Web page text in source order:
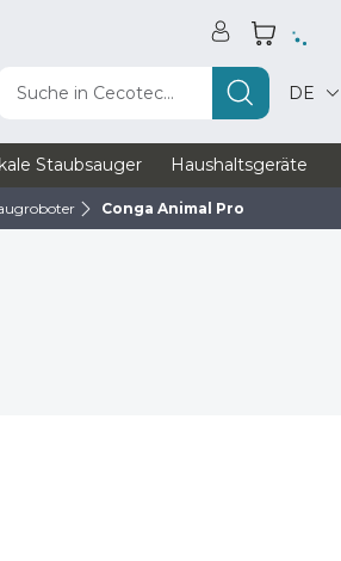
Suche in Cecotec... DE
Staubsauger Haushaltsgeräte
Conga Animal Pro